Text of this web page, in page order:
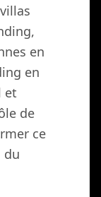
en
en
et
de
ce
du